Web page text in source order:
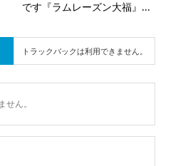
です『ラムレーズン大福』...
トラックバックは利用できません。
ん。